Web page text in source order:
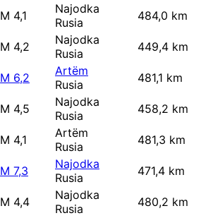
M 4,1
Najodka
Rusia
484,0 km
M 4,2
Najodka
Rusia
449,4 km
M 6,2
Artëm
Rusia
481,1 km
M 4,5
Najodka
Rusia
458,2 km
M 4,1
Artëm
Rusia
481,3 km
M 7,3
Najodka
Rusia
471,4 km
M 4,4
Najodka
Rusia
480,2 km